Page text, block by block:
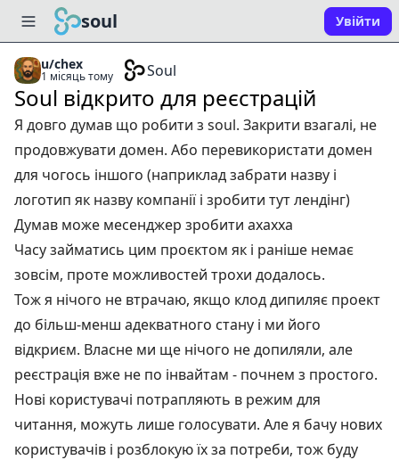
soul Увійти
u/chex
1 місяць тому Soul
Soul відкрито для реєстрацій
Я довго думав що робити з soul. Закрити взагалі, не
продовжувати домен. Або перевикористати домен
для чогось іншого (наприклад забрати назву і
логотип як назву компанії і зробити тут лендінг)
Думав може месенджер зробити ахахха
Часу займатись цим проєктом як і раніше немає
зовсім, проте можливостей трохи додалось.
Тож я нічого не втрачаю, якщо клод дипиляє проект
до більш-менш адекватного стану і ми його
відкриєм. Власне ми ще нічого не допиляли, але
реєстрація вже не по інвайтам - почнем з простого.
Нові користувачі потрапляють в режим для
читання, можуть лише голосувати. Але я бачу нових
користувачів і розблокую їх за потреби, тож буду